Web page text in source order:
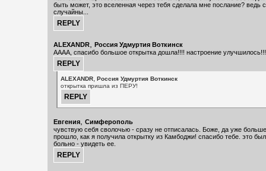
быть может, это вселенная через тебя сделала мне послание? ведь
случайны...
ALEXANDR, Россия Удмуртия Воткинск
АААА, спасибо большое открытка дошла!!!! настроение улучшилось!!!
ALEXANDR, Россия Удмуртия Воткинск
открытка пришла из ПЕРУ!
Евгения, Симферополь
чувствую себя сволочью - сразу не отписалась. Боже, да уже
прошло, как я получила открытку из Камбоджи! спасибо тебе. это
больно - увидеть ее.